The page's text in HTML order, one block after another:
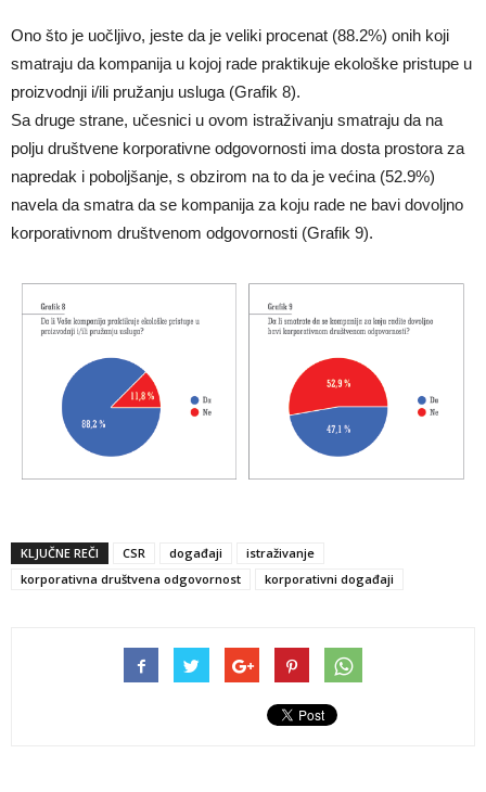
Ono što je uočljivo, jeste da je veliki procenat (88.2%) onih koji
smatraju da kompanija u kojoj rade praktikuje ekološke pristupe u
proizvodnji i/ili pružanju usluga (Grafik 8).
Sa druge strane, učesnici u ovom istraživanju smatraju da na
polju društvene korporativne odgovornosti ima dosta prostora za
napredak i poboljšanje, s obzirom na to da je većina (52.9%)
navela da smatra da se kompanija za koju rade ne bavi dovoljno
korporativnom društvenom odgovornosti (Grafik 9).
KLJUČNE REČI CSR događaji
istraživanje
korporativna društvena odgovornost
korporativni događaji